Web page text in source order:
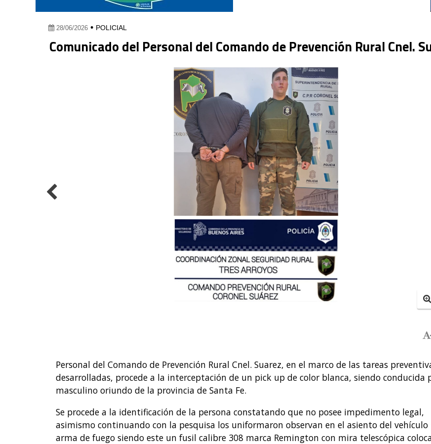
28/06/2026 • POLICIAL
Comunicado del Personal del Comando de Prevención Rural Cnel.
Personal del Comando de Prevención Rural Cnel. Suarez, en el marco de las tareas
desarrolladas, procede a la interceptación de un pick up de color blanca, siendo conducida
masculino oriundo de la provincia de Santa Fe.
Se procede a la identificación de la persona constatando que no posee impedimento legal,
asimismo continuando con la pesquisa los uniformaron observan en el asiento del vehículo
arma de fuego siendo este un fusil calibre 308 marca Remington con mira telescópica